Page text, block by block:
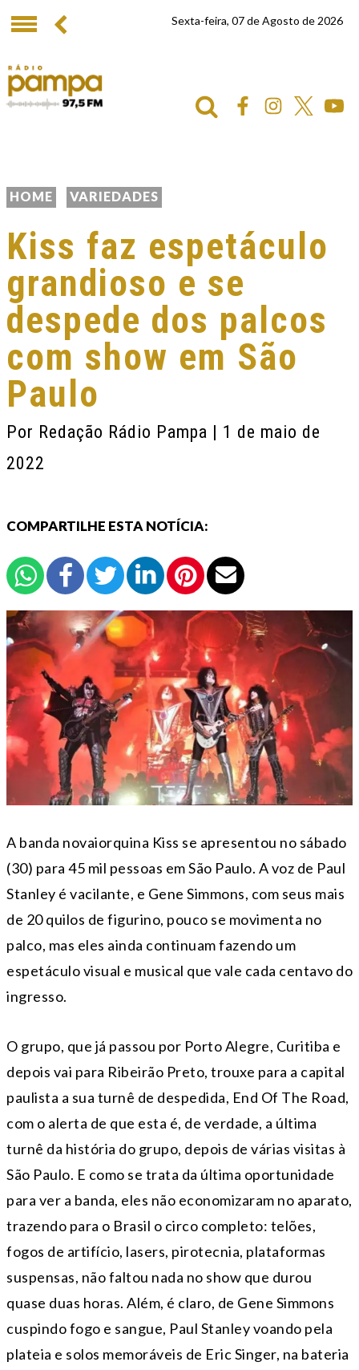
Sexta-feira, 07 de Agosto de 2026
HOME VARIEDADES
Kiss faz espetáculo
grandioso e se
despede dos palcos
com show em São
Paulo
Por Redação Rádio Pampa | 1 de maio de
2022
COMPARTILHE ESTA NOTÍCIA:
A banda novaiorquina Kiss se apresentou no sábado
(30) para 45 mil pessoas em São Paulo. A voz de Paul
Stanley é vacilante, e Gene Simmons, com seus mais
de 20 quilos de figurino, pouco se movimenta no
palco, mas eles ainda continuam fazendo um
espetáculo visual e musical que vale cada centavo do
ingresso.
O grupo, que já passou por Porto Alegre, Curitiba e
depois vai para Ribeirão Preto, trouxe para a capital
paulista a sua turnê de despedida, End Of The Road,
com o alerta de que esta é, de verdade, a última
turnê da história do grupo, depois de várias visitas à
São Paulo. E como se trata da última oportunidade
para ver a banda, eles não economizaram no aparato,
trazendo para o Brasil o circo completo: telões,
fogos de artifício, lasers, pirotecnia, plataformas
suspensas, não faltou nada no show que durou
quase duas horas. Além, é claro, de Gene Simmons
cuspindo fogo e sangue, Paul Stanley voando pela
plateia e solos memoráveis de Eric Singer, na bateria